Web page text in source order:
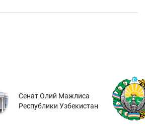
Сенат Олий Мажлиса
Республики Узбекистан